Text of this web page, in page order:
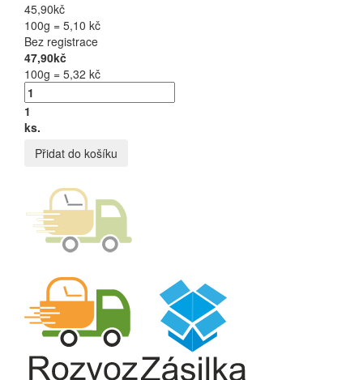
45,90kč
100g = 5,10 kč
Bez registrace
47,90kč
100g = 5,32 kč
1
ks.
Přidat do košíku